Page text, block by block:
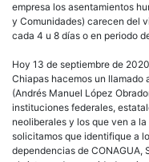
empresa los asentamientos
y Comunidades) carecen del
cada 4 u 8 días o en periodo
Hoy 13 de septiembre de
Chiapas hacemos un llamado
(Andrés Manuel López
instituciones federales,
neoliberales y los que ven a
solicitamos que identifique a
dependencias de CONAGUA,